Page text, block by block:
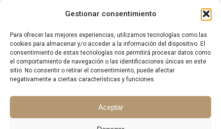
Gestionar consentimiento
Para ofrecer las mejores experiencias, utilizamos tecnologías como las
cookies para almacenar y/o acceder a la información del dispositivo. El
consentimiento de estas tecnologías nos permitirá procesar datos como
el comportamiento de navegación o las identificaciones únicas en este
sitio. No consentir o retirar el consentimiento, puede afectar
negativamente a ciertas características y funciones.
Aceptar
Elimine gastos inútiles y saque el máximo partido a